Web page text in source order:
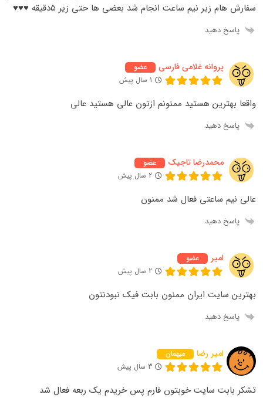
سفارش هام زیر نیم ساعت انجام شد بعضی ها حتی زیر 5دقیقه ♥️♥️♥️
پاسخ دهید
پروانه غلامی فارسی
عضو
1 سال پیش
واقعا بهترین هستید ممنونم ازتون عالی هستید عالی
پاسخ دهید
محمدرضا تاجیک
عضو
2 سال پیش
عالی نیم ساعتی فعال شد ممنون
پاسخ دهید
امیر
عضو
2 سال پیش
بهترین سایت ایران ممنون بابت فیک نبودنتون
پاسخ دهید
امیر رضا
میهمان
3 سال پیش
تشکر بابت سایت خوبتون فارم پس خریدم یک ربعه فعال شد